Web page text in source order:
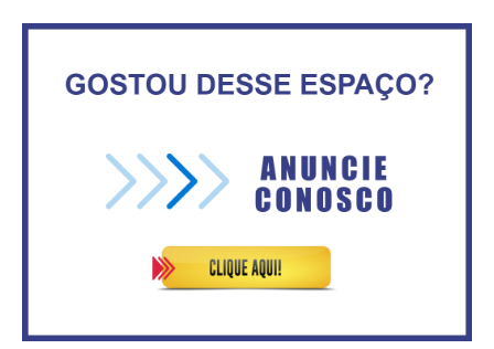
Maior São João do Cerrado
ASVECOM: Renúncia Ana Neves
consumidores estão
inadimplentes